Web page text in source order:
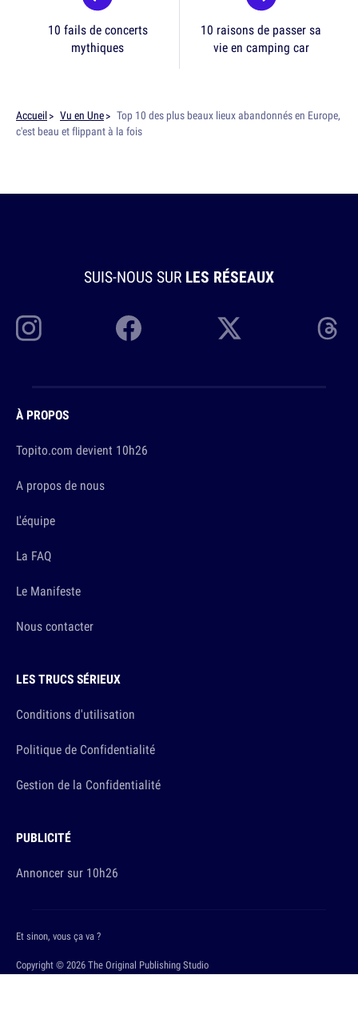
10 fails de concerts
mythiques
10 raisons de passer sa
vie en camping car
Accueil Vu en Une
Top 10 des plus beaux lieux abandonnés en Europe,
c'est beau et flippant à la fois
SUIS-NOUS SUR LES RÉSEAUX
À PROPOS
Topito.com devient 10h26
A propos de nous
L'équipe
La FAQ
Le Manifeste
Nous contacter
LES TRUCS SÉRIEUX
Conditions d'utilisation
Politique de Confidentialité
Gestion de la Confidentialité
PUBLICITÉ
Annoncer sur 10h26
Copyright © 2026 The Original Publishing Studio
Et sinon, vous ça va ?